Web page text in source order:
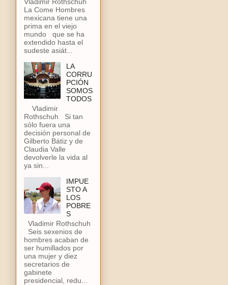
Vladimir Rothschuh
La Come Hombres
mexicana tiene una
prima en el viejo
mundo que se ha
extendido hasta el
sudeste asiát...
LA
CORRU
PCIÓN
SOMOS
TODOS
Vladimir
Rothschuh Si tan
sólo fuera una
decisión personal de
Gilberto Bátiz y de
Claudia Valle
devolverle la vida al
ya sin...
IMPUE
STO A
LOS
POBRE
S
Vladimir Rothschuh
Seis sexenios de
hombres acaban de
ser humillados por
una mujer y diez
secretarios de
gabinete
presidencial, redu...